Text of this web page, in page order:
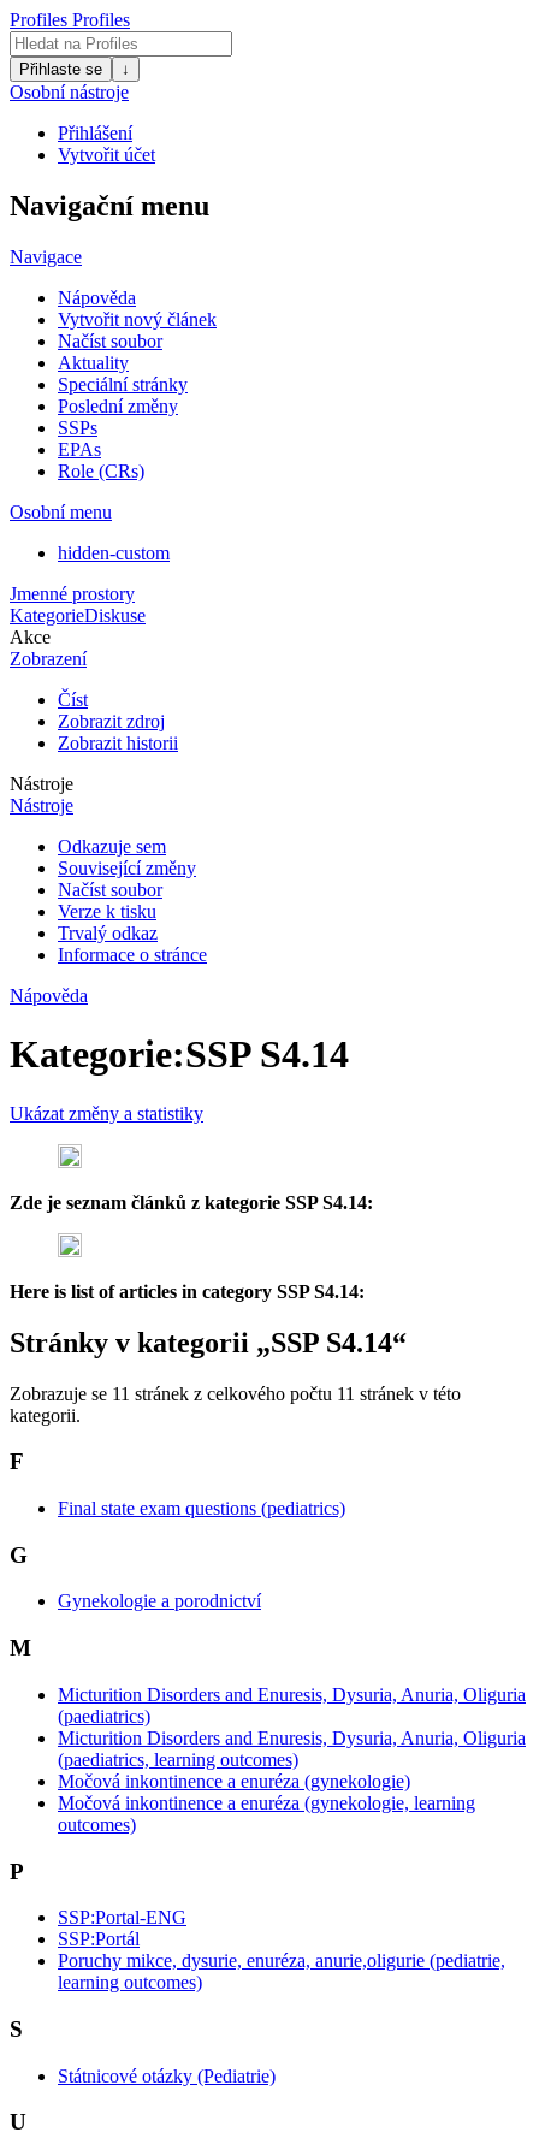
Profiles Profiles
Přihlaste se ↓
Osobní nástroje
Přihlášení
Vytvořit účet
Navigační menu
Navigace
Nápověda
Vytvořit nový článek
Načíst soubor
Aktuality
Speciální stránky
Poslední změny
SSPs
EPAs
Role (CRs)
Osobní menu
hidden-custom
Jmenné prostory
KategorieDiskuse
Akce
Zobrazení
Číst
Zobrazit zdroj
Zobrazit historii
Nástroje
Nástroje
Odkazuje sem
Související změny
Načíst soubor
Verze k tisku
Trvalý odkaz
Informace o stránce
Nápověda
Kategorie:SSP S4.14
Ukázat změny a statistiky
Zde je seznam článků z kategorie SSP S4.14:
Here is list of articles in category SSP S4.14:
Stránky v kategorii „SSP S4.14“
Zobrazuje se 11 stránek z celkového počtu 11 stránek v této
kategorii.
F
Final state exam questions (pediatrics)
G
Gynekologie a porodnictví
M
Micturition Disorders and Enuresis, Dysuria, Anuria, Oliguria
(paediatrics)
Micturition Disorders and Enuresis, Dysuria, Anuria, Oliguria
(paediatrics, learning outcomes)
Močová inkontinence a enuréza (gynekologie)
Močová inkontinence a enuréza (gynekologie, learning
outcomes)
P
SSP:Portal-ENG
SSP:Portál
Poruchy mikce, dysurie, enuréza, anurie,oligurie (pediatrie,
learning outcomes)
S
Státnicové otázky (Pediatrie)
U